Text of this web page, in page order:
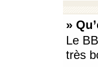
»
Le
très